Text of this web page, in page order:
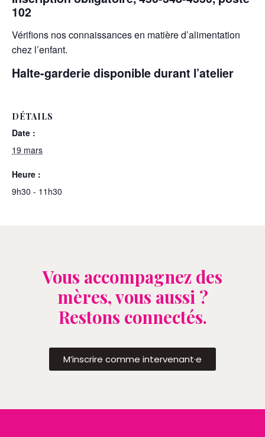
102
Vérifions nos connaissances en matière d’alimentation
chez l’enfant.
Halte-garderie disponible durant l’atelier
DÉTAILS
Date :
19 mars
Heure :
9h30 - 11h30
Vous accompagnez des
mères, vous aussi ?
Restons connectés.
M’inscrire comme intervenant·e